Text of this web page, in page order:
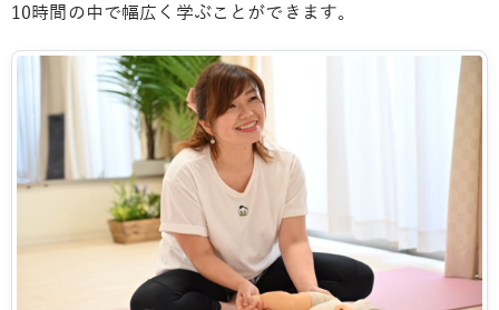
10時間の中で幅広く学ぶことができます。